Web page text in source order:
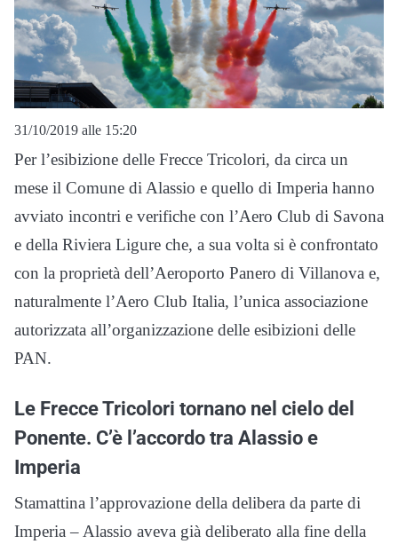
31/10/2019 alle 15:20
Per l’esibizione delle Frecce Tricolori, da circa un
mese il Comune di Alassio e quello di Imperia hanno
avviato incontri e verifiche con l’Aero Club di Savona
e della Riviera Ligure che, a sua volta si è confrontato
con la proprietà dell’Aeroporto Panero di Villanova e,
naturalmente l’Aero Club Italia, l’unica associazione
autorizzata all’organizzazione delle esibizioni delle
PAN.
Le Frecce Tricolori tornano nel cielo del
Ponente. C’è l’accordo tra Alassio e
Imperia
Stamattina l’approvazione della delibera da parte di
Imperia – Alassio aveva già deliberato alla fine della